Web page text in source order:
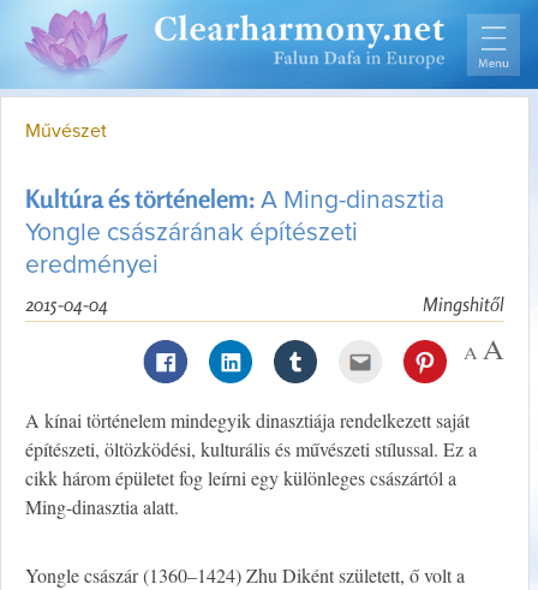
Művészet
Kultúra és történelem: A Ming-dinasztia
Yongle császárának építészeti
eredményei
Mingshitől
2015-04-04
A kínai történelem mindegyik dinasztiája rendelkezett saját
építészeti, öltözködési, kulturális és művészeti stílussal. Ez a
cikk három épületet fog leírni egy különleges császártól a
Ming-dinasztia alatt.
Yongle császár (1360–1424) Zhu Diként született, ő volt a